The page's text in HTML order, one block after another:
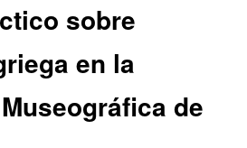
sobre
en la
de